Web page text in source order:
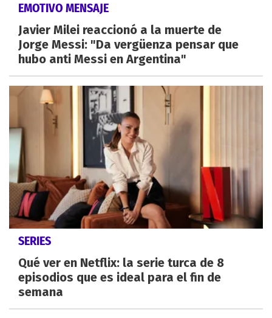
EMOTIVO MENSAJE
Javier Milei reaccionó a la muerte de
Jorge Messi: "Da vergüenza pensar que
hubo anti Messi en Argentina"
SERIES
Qué ver en Netflix: la serie turca de 8
episodios que es ideal para el fin de
semana